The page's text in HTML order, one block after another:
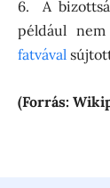
6. A
például
fatvával
(Forrás: